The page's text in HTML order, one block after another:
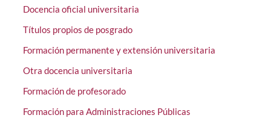
Docencia oficial universitaria
Títulos propios de posgrado
Formación permanente y extensión universitaria
Otra docencia universitaria
Formación de profesorado
Formación para Administraciones Públicas